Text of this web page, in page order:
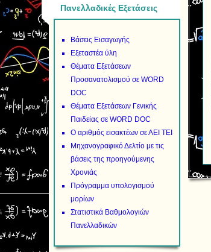
Πανελλαδικές Εξετάσεις
Βάσεις Εισαγωγής
Εξεταστέα ύλη
Θέματα Εξετάσεων
Προσανατολισμού σε WORD
DOC
Θέματα Εξετάσεων Γενικής
Παιδείας σε WORD DOC
Ο αριθμός εισακτέων σε ΑΕΙ ΤΕΙ
Μηχανογραφικό Δελτίο με τις
βάσεις της προηγούμενης
Χρονιάς
Πρόγραμμα υπολογισμού
μορίων
Στατιστικά Βαθμολογιών
Πανελλαδικών